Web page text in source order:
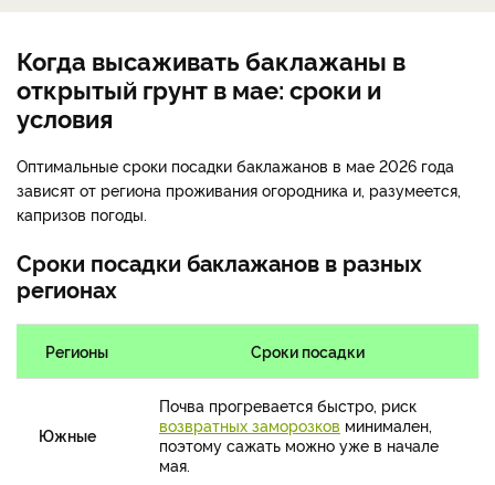
Когда высаживать баклажаны в
открытый грунт в мае: сроки и
условия
Оптимальные сроки посадки баклажанов в мае 2026 года
зависят от региона проживания огородника и, разумеется,
капризов погоды.
Сроки посадки баклажанов в разных
регионах
Регионы Сроки посадки
Южные
Почва прогревается быстро, риск
возвратных заморозков минимален,
поэтому сажать можно уже в начале
мая.